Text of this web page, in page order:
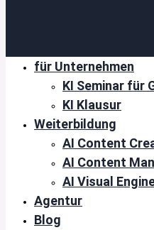
für Unternehmen
KI Seminar für
KI Klausur
Weiterbildung
AI Content
AI Content
AI Visual
Agentur
Blog